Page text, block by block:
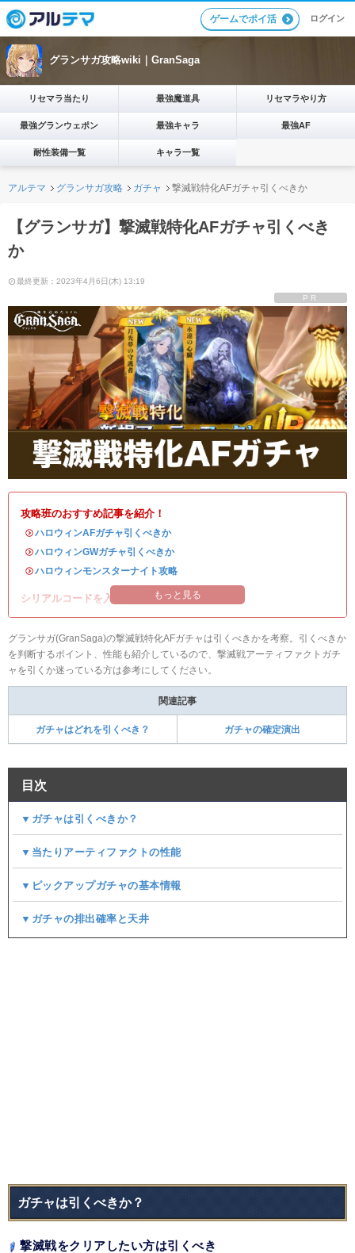
ゲームでポイ活 ログイン
グランサガ攻略wiki｜GranSaga
リセマラ当たり 最強魔道具 リセマラやり方
最強グランウェポン 最強キャラ 最強AF
耐性装備一覧 キャラ一覧
アルテマ グランサガ攻略 ガチャ 撃滅戦特化AFガチャ引くべきか
【グランサガ】撃滅戦特化AFガチャ引くべき
か
最終更新：2023年4月6日(木) 13:19
PR
攻略班のおすすめ記事を紹介！
・ハロウィンAFガチャ引くべきか
・ハロウィンGWガチャ引くべきか
・ハロウィンモンスターナイト攻略
シリアルコードを入れて豪華アイテムを入手！
もっと見る
グランサガ(GranSaga)の撃滅戦特化AFガチャは引くべきかを考察。引くべきか
を判断するポイント、性能も紹介しているので、撃滅戦アーティファクトガチ
ャを引くか迷っている方は参考にしてください。
関連記事
ガチャはどれを引くべき？ ガチャの確定演出
目次
▼ガチャは引くべきか？
▼当たりアーティファクトの性能
▼ピックアップガチャの基本情報
▼ガチャの排出確率と天井
ガチャは引くべきか？
撃滅戦をクリアしたい方は引くべき